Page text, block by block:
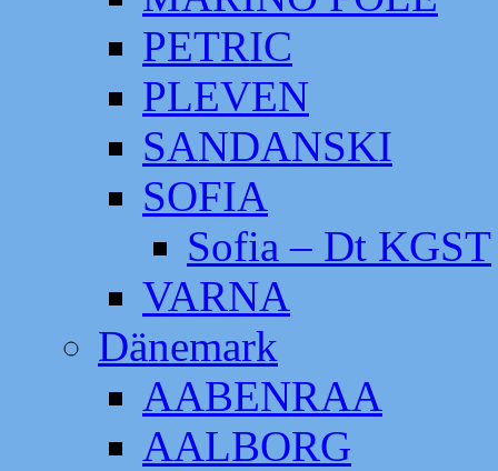
PETRIC
PLEVEN
SANDANSKI
SOFIA
Sofia – Dt KGST
VARNA
Dänemark
AABENRAA
AALBORG